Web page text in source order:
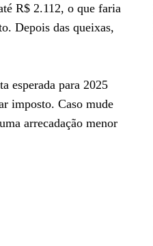
R$ 2.112, o que faria
Depois das queixas,
esperada para 2025
imposto. Caso mude
arrecadação menor